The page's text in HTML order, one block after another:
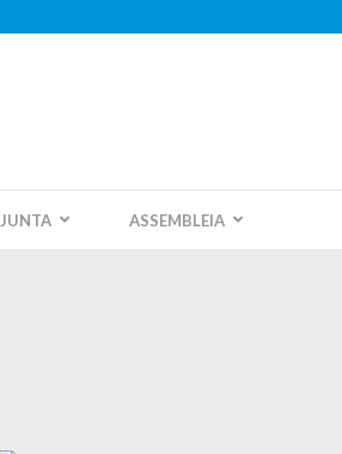
JUNTA ASSEMBLEIA